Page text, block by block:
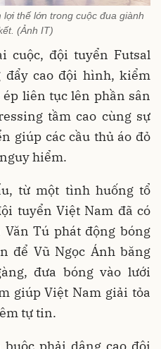
thế lớn trong cuộc đua giành
(Ảnh IT)
cuộc, đội tuyển Futsal
đẩy cao đội hình, kiểm
liên tục lên phần sân
tầm cao cùng sự
giúp các cầu thủ áo đỏ
hiểm.
từ một tình huống tổ
tuyển Việt Nam đã có
Tú phát động bóng
để Vũ Ngọc Ánh băng
đưa bóng vào lưới
giúp Việt Nam giải tỏa
tự tin.
phải dâng cao đội